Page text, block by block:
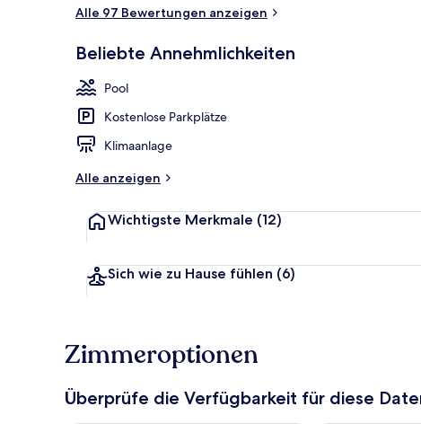
Alle 97 Bewertungen anzeigen
Beliebte Annehmlichkeiten
Pool
Kostenlose Parkplätze
Klimaanlage
Alle anzeigen
Wichtigste Merkmale (12)
Sich wie zu Hause fühlen (6)
Zimmeroptionen
Überprüfe die Verfügbarkeit für diese